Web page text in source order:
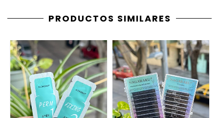
PRODUCTOS SIMILARES